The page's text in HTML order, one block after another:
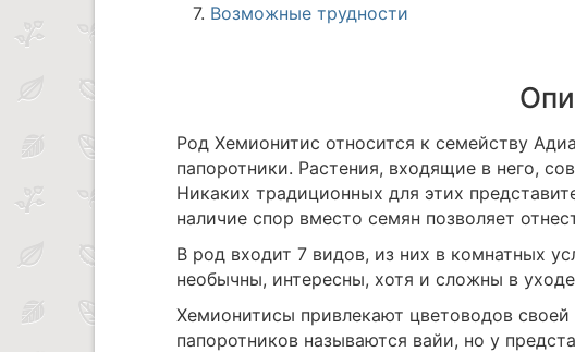
7. Возможные трудности
Род Хемионитис относится к семейству
папоротники. Растения, входящие в него,
Никаких традиционных для этих
наличие спор вместо семян позволяет
В род входит 7 видов, из них в комнатных
необычны, интересны, хотя и сложны в
Хемионитисы привлекают цветоводов
папоротников называются вайи, но у